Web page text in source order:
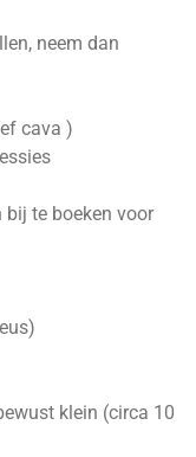
neem dan
cava )
te boeken voor
klein (circa 10